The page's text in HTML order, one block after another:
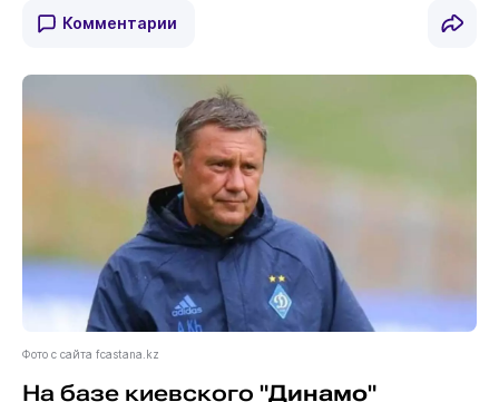
Комментарии
Фото с сайта fcastana.kz
На базе киевского "Динамо"